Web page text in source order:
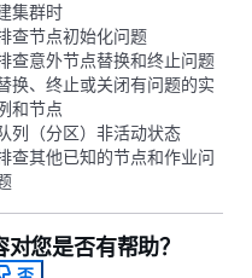
集群时
查节点初始化问题
查意外节点替换和终止问题
换、终止或关闭有问题的实
和节点
列（分区）非活动状态
查其他已知的节点和作业问
对您是否有帮助？